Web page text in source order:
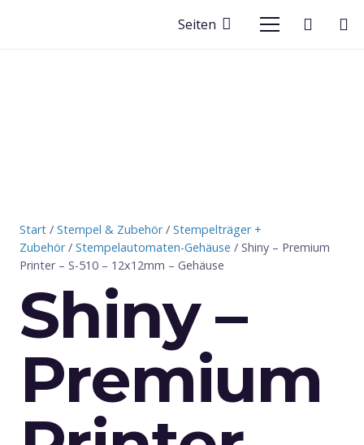
Seiten
Start / Stempel & Zubehör/ Stempelträger +
Zubehör/ Stempelautomaten-Gehäuse / Shiny – Premium
Printer – S-510 – 12x12mm – Gehäuse
Shiny –
Premium